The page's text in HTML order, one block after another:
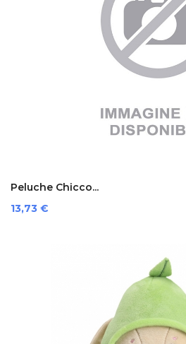
Peluche Chicco...
Prezzo
13,73 €